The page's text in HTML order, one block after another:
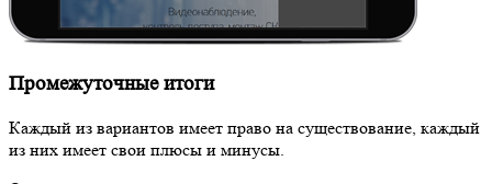
Промежуточные итоги
Каждый из вариантов имеет право на существование, каждый
из них имеет свои плюсы и минусы.